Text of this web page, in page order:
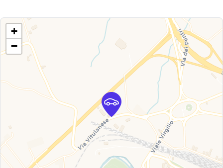
+
−